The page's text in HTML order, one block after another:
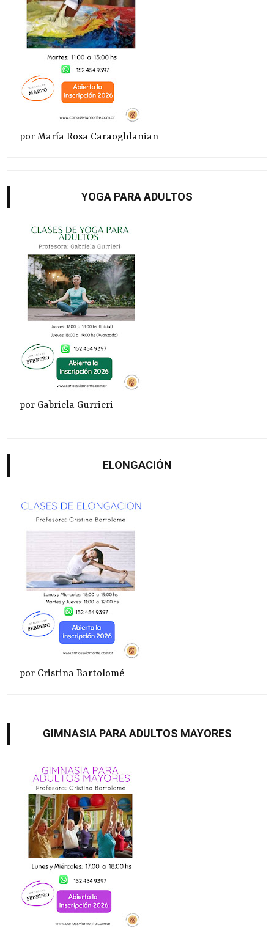
por María Rosa Caraoghlanian
YOGA PARA ADULTOS
por Gabriela Gurrieri
ELONGACIÓN
por Cristina Bartolomé
GIMNASIA PARA ADULTOS MAYORES